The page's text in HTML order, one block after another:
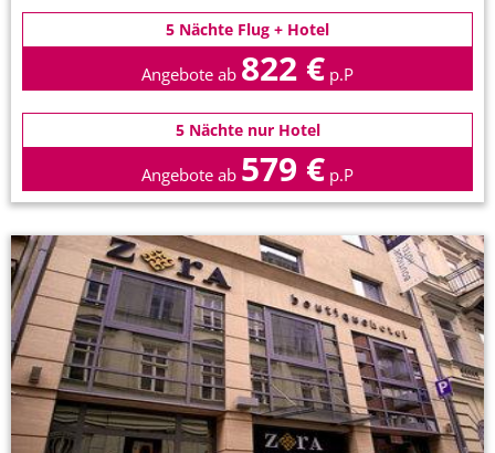
5 Nächte Flug + Hotel
Angebote ab 822 € p.P
5 Nächte nur Hotel
Angebote ab 579 € p.P